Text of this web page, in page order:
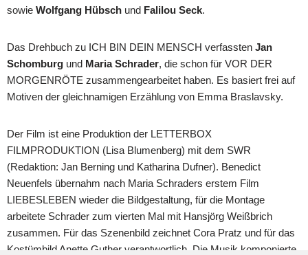
sowie Wolfgang Hübsch und Falilou Seck.
Das Drehbuch zu ICH BIN DEIN MENSCH verfassten Jan
Schomburg und Maria Schrader, die schon für VOR DER
MORGENRÖTE zusammengearbeitet haben. Es basiert frei auf
Motiven der gleichnamigen Erzählung von Emma Braslavsky.
Der Film ist eine Produktion der LETTERBOX
FILMPRODUKTION (Lisa Blumenberg) mit dem SWR
(Redaktion: Jan Berning und Katharina Dufner). Benedict
Neuenfels übernahm nach Maria Schraders erstem Film
LIEBESLEBEN wieder die Bildgestaltung, für die Montage
arbeitete Schrader zum vierten Mal mit Hansjörg Weißbrich
zusammen. Für das Szenenbild zeichnet Cora Pratz und für das
Kostümbild Anette Guther verantwortlich. Die Musik komponierte,